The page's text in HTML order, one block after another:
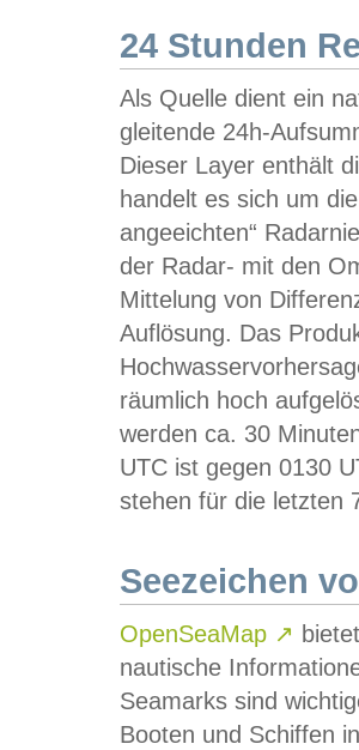
24 Stunden
Als Quelle dient ein
gleitende 24h-
Dieser Layer enthält
handelt es sich um
angeeichten“
der Radar- mit den
Mittelung von
Auflösung. Das
räumlich hoch
werden ca. 30
UTC ist gegen 0130
stehen für die letzten
Seezeichen
OpenSeaMap ↗
nautische
Seamarks sind
Booten und Schiffen